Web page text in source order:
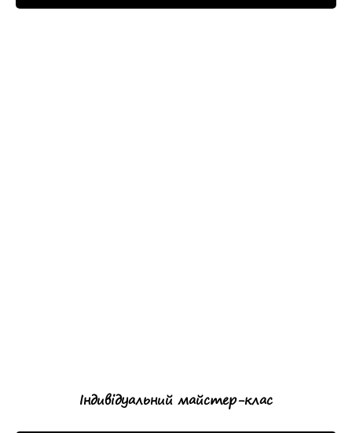
Індивідуальний майстер-клас